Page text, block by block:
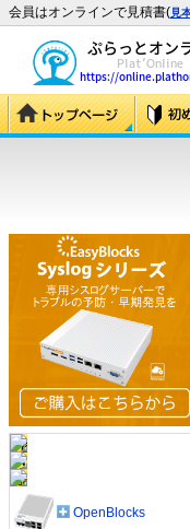
会員はオンラインで見積書(見
OpenBlocks